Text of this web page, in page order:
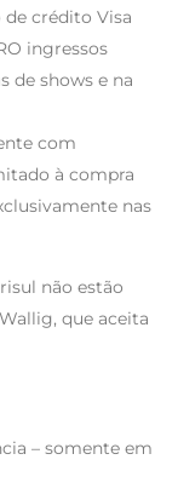
crédito Visa
ingressos
de shows e na
com
à compra
nas
não estão
que aceita
– somente em